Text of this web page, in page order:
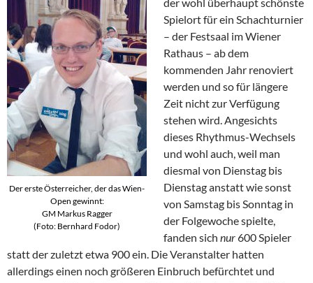
Der erste Österreicher, der das Wien-
Open gewinnt:
GM Markus Ragger
(Foto: Bernhard Fodor)
Spielort für ein Schachturnier
– der Festsaal im Wiener
Rathaus – ab dem
kommenden Jahr renoviert
werden und so für längere
Zeit nicht zur Verfügung
stehen wird. Angesichts
dieses Rhythmus-Wechsels
und wohl auch, weil man
diesmal von Dienstag bis
Dienstag anstatt wie sonst
von Samstag bis Sonntag in
der Folgewoche spielte,
fanden sich nur600 Spieler
statt der zuletzt etwa 900 ein. Die Veranstalter hatten
allerdings einen noch größeren Einbruch befürchtet und